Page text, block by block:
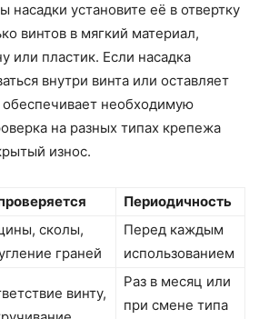
насадки установите её в отвертку
винтов в мягкий материал,
или пластик. Если насадка
внутри винта или оставляет
необходимую
на разных типах крепежа
износ.
Периодичность
сколы,
граней
Перед каждым
использованием
винту,
Раз в месяц или
при смене типа